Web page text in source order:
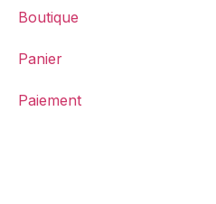
Boutique
Panier
Paiement